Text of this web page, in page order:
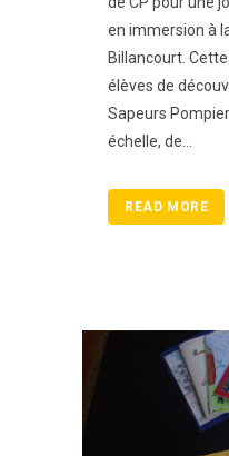
en immersion à
Billancourt.
élèves de
Sapeurs
échelle, de...
READ MORE